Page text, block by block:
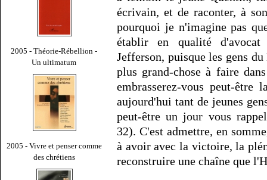
2005 - Théorie-Rébellion -
Un ultimatum
2005 - Vivre et penser comme
des chrétiens
écrivain, et de raconter, à
pourquoi je n'imagine pas
établir en qualité d'avocat
Jefferson, puisque les gens
plus grand-chose à faire
embrasserez-vous peut-
aujourd'hui tant de jeunes
peut-être un jour vous
32). C'est admettre, en
à avoir avec la victoire, la
reconstruire une chaîne que